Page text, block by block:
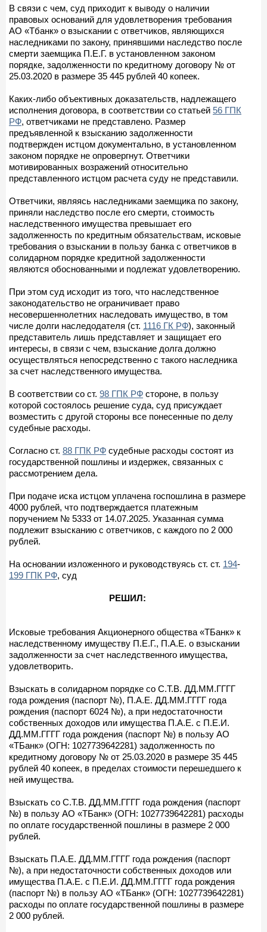
В связи с чем, суд приходит к выводу о наличии
правовых оснований для удовлетворения требования
АО «Тбанк» о взыскании с ответчиков, являющихся
наследниками по закону, принявшими наследство после
смерти заемщика П.Е.Г. в установленном законом
порядке, задолженности по кредитному договору № от
25.03.2020 в размере 35 445 рублей 40 копеек.
Каких-либо объективных доказательств, надлежащего
исполнения договора, в соответствии со статьей 56 ГПК
РФ, ответчиками не представлено. Размер
предъявленной к взысканию задолженности
подтвержден истцом документально, в установленном
законом порядке не опровергнут. Ответчики
мотивированных возражений относительно
представленного истцом расчета суду не представили.
Ответчики, являясь наследниками заемщика по закону,
приняли наследство после его смерти, стоимость
наследственного имущества превышает его
задолженность по кредитным обязательствам, исковые
требования о взыскании в пользу банка с ответчиков в
солидарном порядке кредитной задолженности
являются обоснованными и подлежат удовлетворению.
При этом суд исходит из того, что наследственное
законодательство не ограничивает право
несовершеннолетних наследовать имущество, в том
числе долги наследодателя (ст. 1116 ГК РФ), законный
представитель лишь представляет и защищает его
интересы, в связи с чем, взыскание долга должно
осуществляться непосредственно с такого наследника
за счет наследственного имущества.
В соответствии со ст. 98 ГПК РФ стороне, в пользу
которой состоялось решение суда, суд присуждает
возместить с другой стороны все понесенные по делу
судебные расходы.
Согласно ст. 88 ГПК РФ судебные расходы состоят из
государственной пошлины и издержек, связанных с
рассмотрением дела.
При подаче иска истцом уплачена госпошлина в размере
4000 рублей, что подтверждается платежным
поручением № 5333 от 14.07.2025. Указанная сумма
подлежит взысканию с ответчиков, с каждого по 2 000
рублей.
На основании изложенного и руководствуясь ст. ст. 194-
199 ГПК РФ, суд
РЕШИЛ:
Исковые требования Акционерного общества «ТБанк» к
наследственному имуществу П.Е.Г., П.А.Е. о взыскании
задолженности за счет наследственного имущества,
удовлетворить.
Взыскать в солидарном порядке со С.Т.В. ДД.ММ.ГГГГ
года рождения (паспорт №), П.А.Е. ДД.ММ.ГГГГ года
рождения (паспорт 6024 №), а при недостаточности
собственных доходов или имущества П.А.Е. с П.Е.И.
ДД.ММ.ГГГГ года рождения (паспорт №) в пользу АО
«ТБанк» (ОГН: 1027739642281) задолженность по
кредитному договору № от 25.03.2020 в размере 35 445
рублей 40 копеек, в пределах стоимости перешедшего к
ней имущества.
Взыскать со С.Т.В. ДД.ММ.ГГГГ года рождения (паспорт
№) в пользу АО «ТБанк» (ОГН: 1027739642281) расходы
по оплате государственной пошлины в размере 2 000
рублей.
Взыскать П.А.Е. ДД.ММ.ГГГГ года рождения (паспорт
№), а при недостаточности собственных доходов или
имущества П.А.Е. с П.Е.И. ДД.ММ.ГГГГ года рождения
(паспорт №) в пользу АО «ТБанк» (ОГН: 1027739642281)
расходы по оплате государственной пошлины в размере
2 000 рублей.